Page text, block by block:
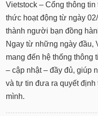
Vietstock – Cổng thông
thức hoạt động từ ngày
thành người bạn đồng
Ngay từ những ngày đầu,
mang đến hệ thống thông
– cập nhật – đầy đủ, giúp
và tự tin đưa ra quyết
mình.